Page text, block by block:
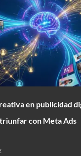
en publicidad
con Meta Ads